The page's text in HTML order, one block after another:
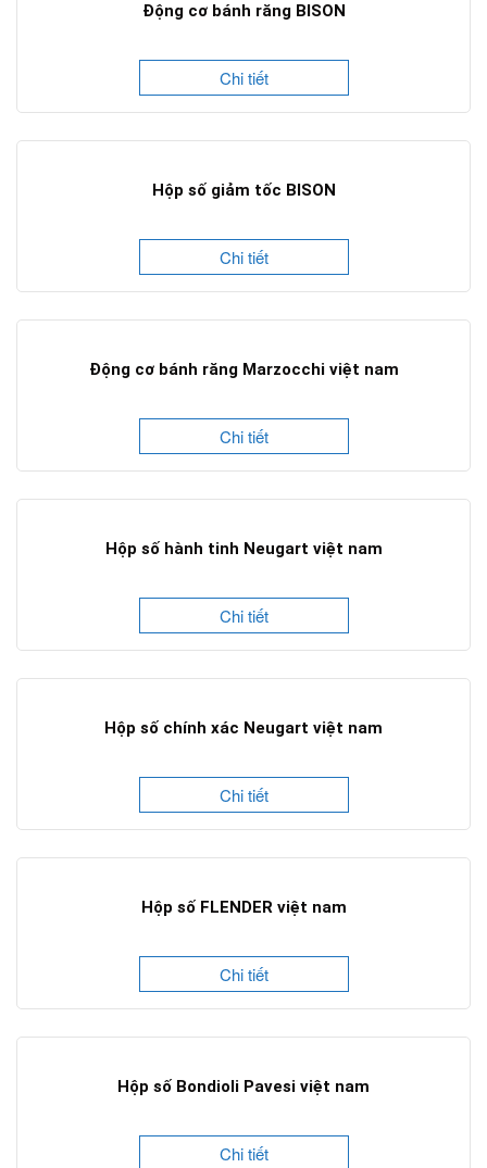
Động cơ bánh răng BISON
Chi tiết
Hộp số giảm tốc BISON
Chi tiết
Động cơ bánh răng Marzocchi việt nam
Chi tiết
Hộp số hành tinh Neugart việt nam
Chi tiết
Hộp số chính xác Neugart việt nam
Chi tiết
Hộp số FLENDER việt nam
Chi tiết
Hộp số Bondioli Pavesi việt nam
Chi tiết